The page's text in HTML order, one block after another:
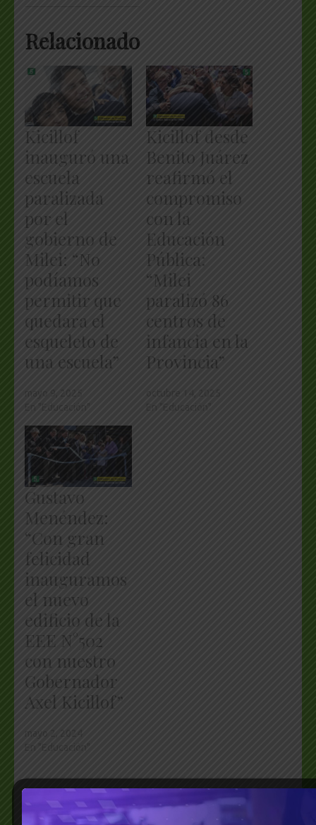
Relacionado
Kicillof
inauguró una
escuela
paralizada
por el
gobierno de
Milei: “No
podíamos
permitir que
quedara el
esqueleto de
una escuela”
Kicillof desde
Benito Juárez
reafirmó el
compromiso
con la
Educación
Pública:
“Milei
paralizó 86
centros de
infancia en la
Provincia”
Gustavo
Menéndez:
“Con gran
felicidad
inauguramos
el nuevo
edificio de la
EEE N°502
con nuestro
Gobernador
Axel Kicillof”
© Grupo Agencia del Plata